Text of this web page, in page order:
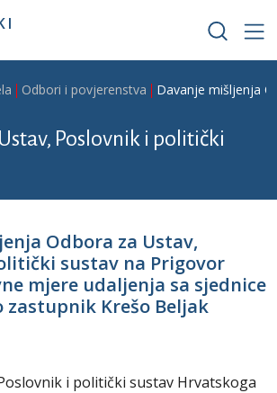
Odbori i povjerenstva Davanje mišljenja
Poslovnik i politički
Odbora za Ustav,
sustav na Prigovor
mjere udaljenja sa sjednice
zastupnik Krešo Beljak
i politički sustav Hrvatskoga